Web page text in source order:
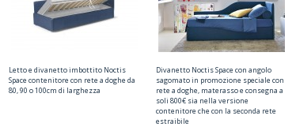
Letto e divanetto imbottito Noctis
Space contenitore con rete a doghe da
80, 90 o 100cm di larghezza
Divanetto Noctis Space con angolo
sagomato in promozione speciale con
rete a doghe, materasso e consegna a
soli 800€ sia nella versione
contenitore che con la seconda rete
estraibile